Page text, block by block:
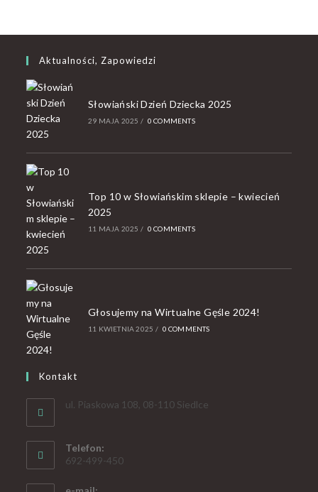
Aktualności, Zapowiedzi
Słowiański Dzień Dziecka 2025
29 MAJA 2025 / 0 COMMENTS
Top 10 w Słowiańskim sklepie – kwiecień
2025
11 MAJA 2025 / 0 COMMENTS
Głosujemy na Wirtualne Gęśle 2024!
11 KWIETNIA 2025 / 0 COMMENTS
Kontakt
ul. Piaskowa 108, 08-110 Siedlce
Telefon:
692-499-450